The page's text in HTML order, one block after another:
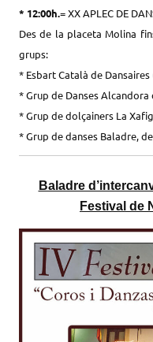
* 12:00h.= XX APLEC DE
Des de la placeta Molina
grups:
* Esbart Català de Dansaires
* Grup de Danses Alcandora
* Grup de dolçainers La
* Grup de danses Baladre,
Baladre
Festival de